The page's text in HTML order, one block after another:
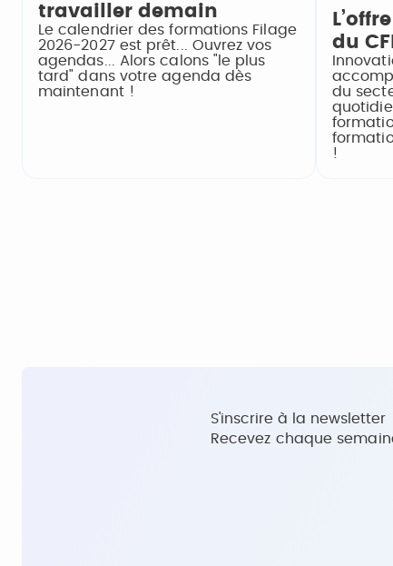
travailler demain
Le calendrier des formations Filage
2026-2027 est prêt... Ouvrez vos
agendas... Alors calons "le plus
tard" dans votre agenda dès
maintenant !
du
du
!
S'inscrire à la newsletter
Recevez chaque